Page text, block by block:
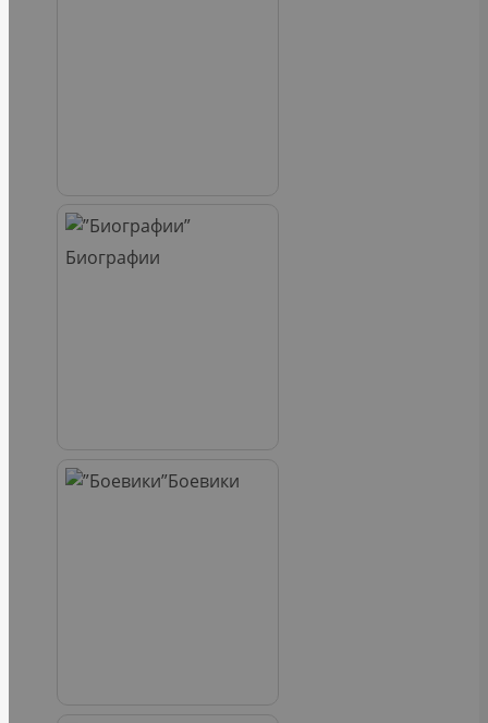
Биографии
Боевики